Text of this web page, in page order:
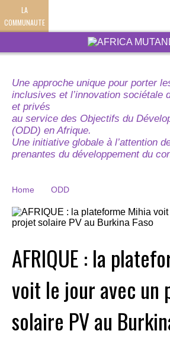
LA
COMMUNAUTE
Une approche unique pour porter
inclusives et l’innovation sociétale
et privés
au service des Objectifs du
(ODD) en Afrique.
Une initiative globale à l’attention
prenantes du développement du
Home ODD
AFRIQUE : la
voit le jour avec un
solaire PV au